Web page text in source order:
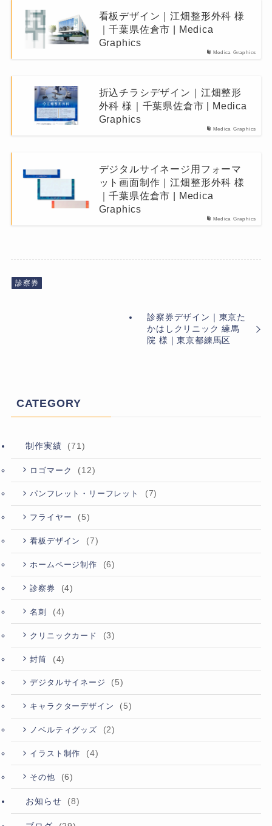
Medica Graphics
看板デザイン｜江畑整形外科 様
｜千葉県佐倉市 | Medica
Graphics
Medica Graphics
折込チラシデザイン｜江畑整形
外科 様｜千葉県佐倉市 | Medica
Graphics
Medica Graphics
デジタルサイネージ用フォーマ
ット画面制作｜江畑整形外科 様
｜千葉県佐倉市 | Medica
Graphics
診察券
診察券デザイン｜東京た
かはしクリニック 練馬
院 様｜東京都練馬区
CATEGORY
制作実績 (71)
ロゴマーク (12)
パンフレット・リーフレット (7)
フライヤー (5)
看板デザイン (7)
ホームページ制作 (6)
診察券 (4)
名刺 (4)
クリニックカード (3)
封筒 (4)
デジタルサイネージ (5)
キャラクターデザイン (5)
ノベルティグッズ (2)
イラスト制作 (4)
その他 (6)
お知らせ (8)